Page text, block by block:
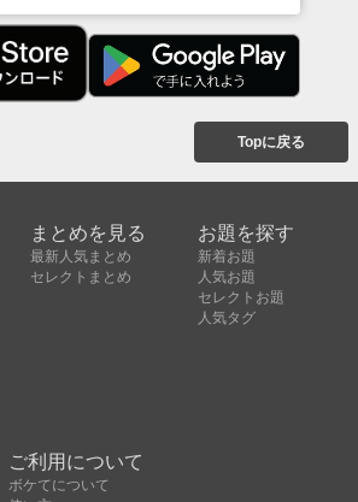
Topに戻る
まとめを見る
最新人気まとめ
セレクトまとめ
お題を探す
新着お題
人気お題
セレクトお題
人気タグ
ご利用について
ボケてについて